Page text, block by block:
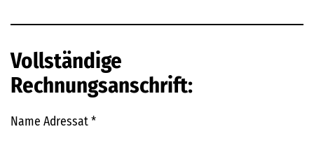
Vollständige
Rechnungsanschrift:
Name Adressat*